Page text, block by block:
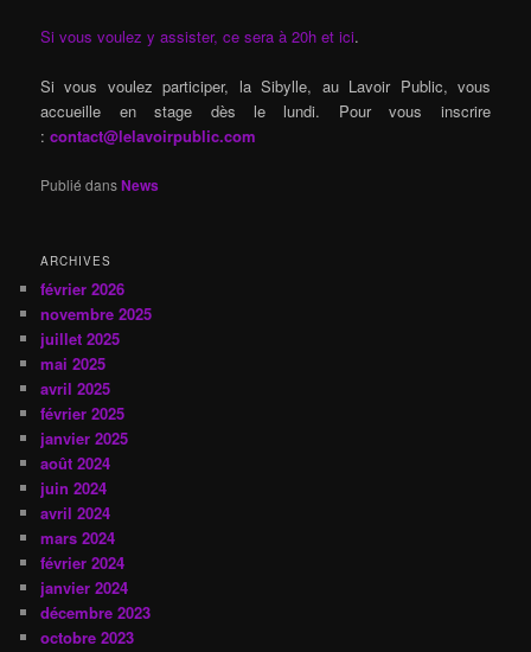
Si vous voulez y assister, ce sera à 20h et ici.
Si vous voulez participer, la Sibylle, au Lavoir Public, vous
accueille en stage dès le lundi. Pour vous inscrire
:contact@lelavoirpublic.com
Publié dansNews
ARCHIVES
février 2026
novembre 2025
juillet 2025
mai 2025
avril 2025
février 2025
janvier 2025
août 2024
juin 2024
avril 2024
mars 2024
février 2024
janvier 2024
décembre 2023
octobre 2023